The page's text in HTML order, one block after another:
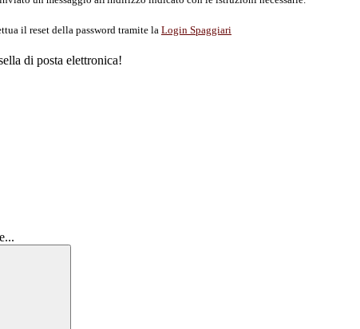
il reset della password tramite la Login Spaggiari
di posta elettronica!